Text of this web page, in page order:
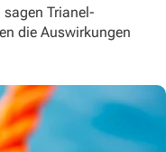
Trianel-
die Auswirkungen